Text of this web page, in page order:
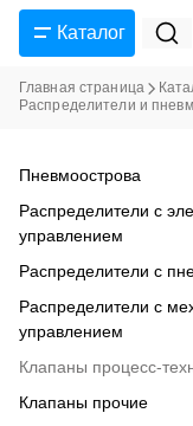
Каталог
Главная страница
Распределители и
Пневмоострова
Распределители с
управлением
Распределители с
Распределители с
управлением
Клапаны процесс-
Клапаны прочие